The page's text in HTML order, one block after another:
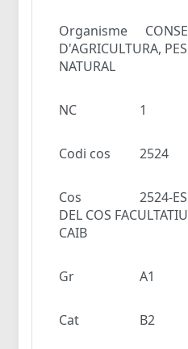
Organisme
D'AGRICULTURA,
NATURAL
NC 1
Codi cos 2524
Cos
2524-
DEL COS
CAIB
Gr A1
Cat B2